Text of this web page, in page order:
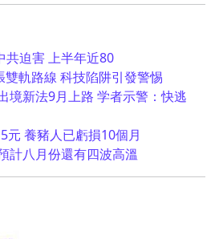
共迫害 上半年近80
雙軌路線 科技陷阱引發警惕
境新法9月上路 学者示警：快逃
元 養豬人已虧損10個月
計八月份還有四波高溫